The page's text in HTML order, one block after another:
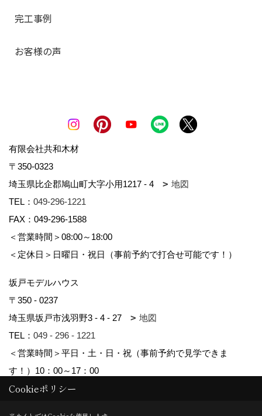
完工事例
お客様の声
有限会社共和木材
〒350-0323
埼玉県比企郡鳩山町大字小用1217 - 4
地図
TEL： 049-296-1221
FAX：049-296-1588
＜営業時間＞08:00～18:00
＜定休日＞日曜日・祝日（事前予約で打合せ可能です！）
坂戸モデルハウス
〒350 - 0237
埼玉県坂戸市浅羽野3 - 4 - 27
地図
TEL： 049 - 296 - 1221
＜営業時間＞平日・土・日・祝（事前予約で見学できま
す！）10：00～17：00
Cookieポリシー